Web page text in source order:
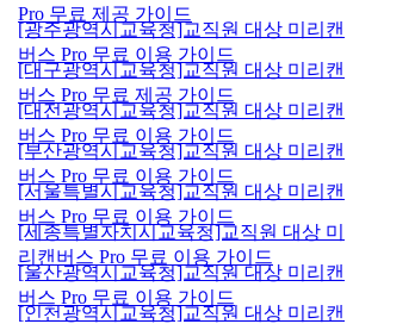
Pro 무료 제공 가이드
[광주광역시교육청]교직원 대상 미리캔
버스 Pro 무료 이용 가이드
[대구광역시교육청]교직원 대상 미리캔
버스 Pro 무료 제공 가이드
[대전광역시교육청]교직원 대상 미리캔
버스 Pro 무료 이용 가이드
[부산광역시교육청]교직원 대상 미리캔
버스 Pro 무료 이용 가이드
[서울특별시교육청]교직원 대상 미리캔
버스 Pro 무료 이용 가이드
[세종특별자치시교육청]교직원 대상 미
리캔버스 Pro 무료 이용 가이드
[울산광역시교육청]교직원 대상 미리캔
버스 Pro 무료 이용 가이드
[인천광역시교육청]교직원 대상 미리캔